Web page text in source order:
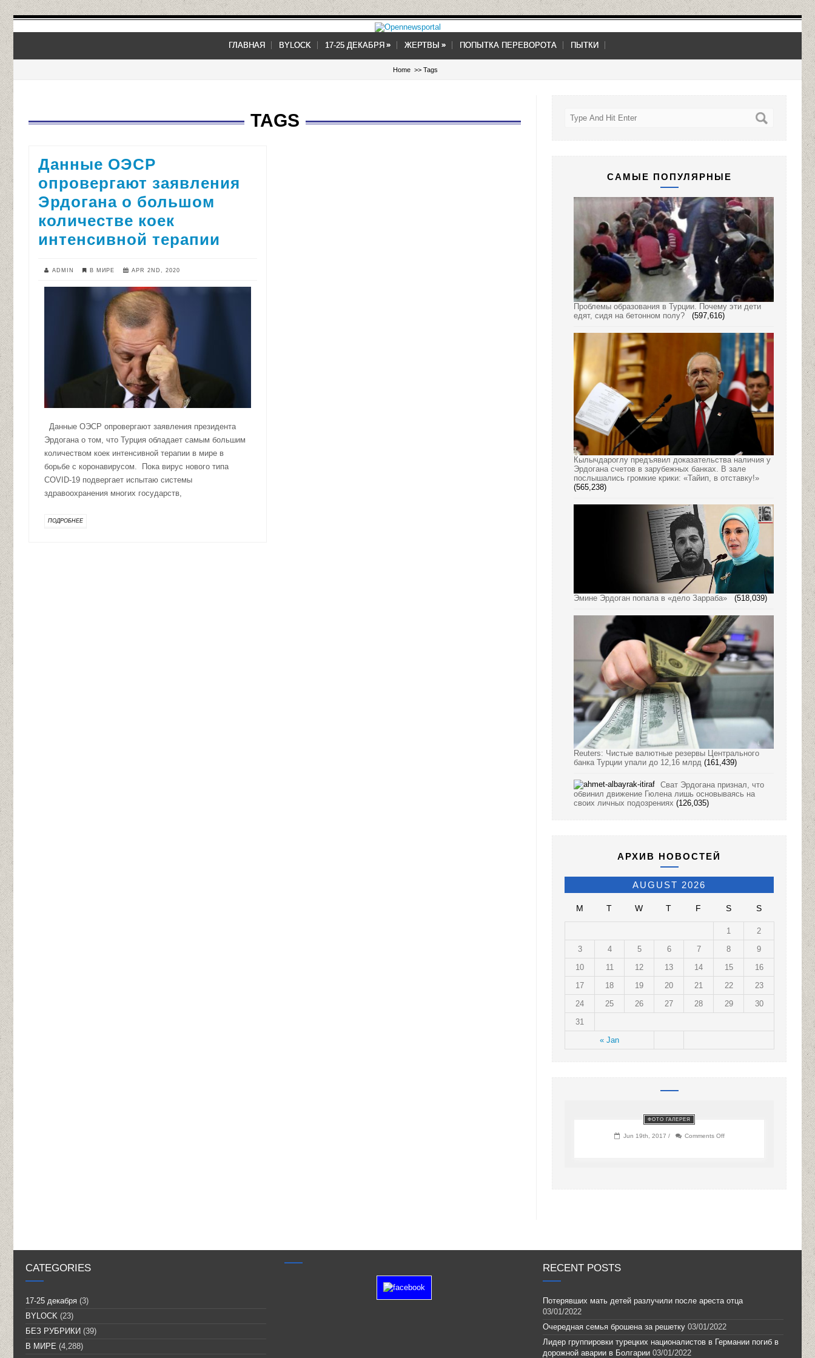
ГЛАВНАЯ BYLOCK 17-25 ДЕКАБРЯ »
» ЖЕРТВЫ »
» ПОПЫТКА ПЕРЕВОРОТА ПЫТКИ
Home >> Tags
TAGS
Данные ОЭСР
опровергают заявления
Эрдогана о большом
количестве коек
интенсивной терапии
ADMIN В МИРЕ APR 2ND, 2020
Данные ОЭСР опровергают заявления президента
Эрдогана о том, что Турция обладает самым большим
количеством коек интенсивной терапии в мире в
борьбе с коронавирусом. Пока вирус нового типа
COVID-19 подвергает испытаю системы
здравоохранения многих государств,
ПОДРОБНЕЕ
САМЫЕ ПОПУЛЯРНЫЕ
Проблемы образования в Турции. Почему эти дети
едят, сидя на бетонном полу?
(597,616)
Кылычдароглу предъявил доказательства наличия у
Эрдогана счетов в зарубежных банках. В зале
послышались громкие крики: «Тайип, в отставку!»
(565,238)
Эмине Эрдоган попала в «дело Зарраба» (518,039)
Reuters: Чистые валютные резервы Центрального
банка Турции упали до 12,16 млрд (161,439)
Сват Эрдогана признал, что
обвинил движение Гюлена лишь основываясь на
своих личных подозрениях (126,035)
АРХИВ НОВОСТЕЙ
AUGUST 2026
M T W T F S S
« Jan
1
2
3
4 5 6 7 8
9
10
11 12 13 14 15
16
17
18 19 20 21 22
23
24
25 26 27 28 29
30
31
ФОТО ГАЛЕРЕЯ
Jun 19th, 2017 / Comments Offon
CATEGORIES
17-25 декабря (3)
BYLOCK (23)
БЕЗ РУБРИКИ (39)
В МИРЕ (4,288)
RECENT POSTS
Потерявших мать детей разлучили после ареста отца
03/01/2022
Очередная семья брошена за решетку 03/01/2022
Лидер группировки турецких националистов в Германии погиб в
дорожной аварии в Болгарии 03/01/2022